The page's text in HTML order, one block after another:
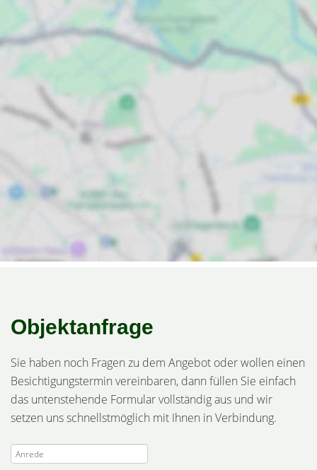
Objektanfrage
Sie haben noch Fragen zu dem Angebot oder wollen einen
Besichtigungstermin vereinbaren, dann füllen Sie einfach
das untenstehende Formular vollständig aus und wir
setzen uns schnellstmöglich mit Ihnen in Verbindung.